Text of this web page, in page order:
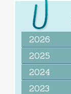
2026
2025
2024
2023